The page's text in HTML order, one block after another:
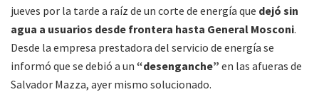
jueves por la tarde a raíz de un corte de energía que dejó sin
agua a usuarios desde frontera hasta General Mosconi.
Desde la empresa prestadora del servicio de energía se
informó que se debió a un “desenganche” en las afueras de
Salvador Mazza, ayer mismo solucionado.